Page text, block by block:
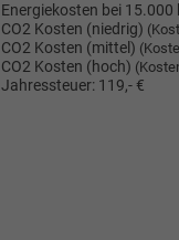
Energiekosten bei
CO2 Kosten (niedrig)
CO2 Kosten (mittel)
CO2 Kosten (hoch)
Jahressteuer: 119,- €